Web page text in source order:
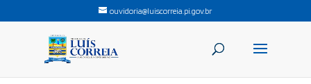
ouvidoria@luiscorreia.pi.gov.br